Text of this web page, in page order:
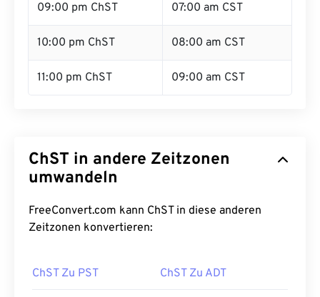
09:00 pm ChST 07:00 am CST
10:00 pm ChST 08:00 am CST
11:00 pm ChST 09:00 am CST
ChST in andere Zeitzonen
umwandeln
FreeConvert.com kann ChST in diese anderen
Zeitzonen konvertieren:
ChST Zu PST ChST Zu ADT